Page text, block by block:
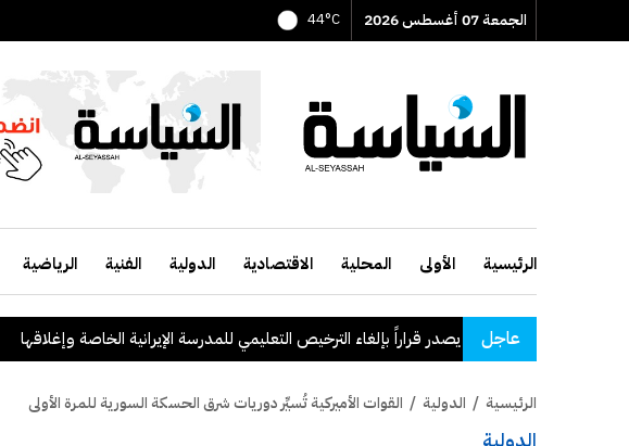
الجمعة 07 أغسطس 2026 44°C
الرئيسية الأولى المحلية الاقتصادية الدولية الفنية الرياضية
عاجل
وزير التربية يصدر قراراً بإلغاء الترخيص التعليمي للمدرسة الإيرانية الخاصة وإغلاقها .
الرئيسية / الدولية / القوات الأميركية تُسيِّر دوريات شرق الحسكة السورية للمرة الأولى
الدولية